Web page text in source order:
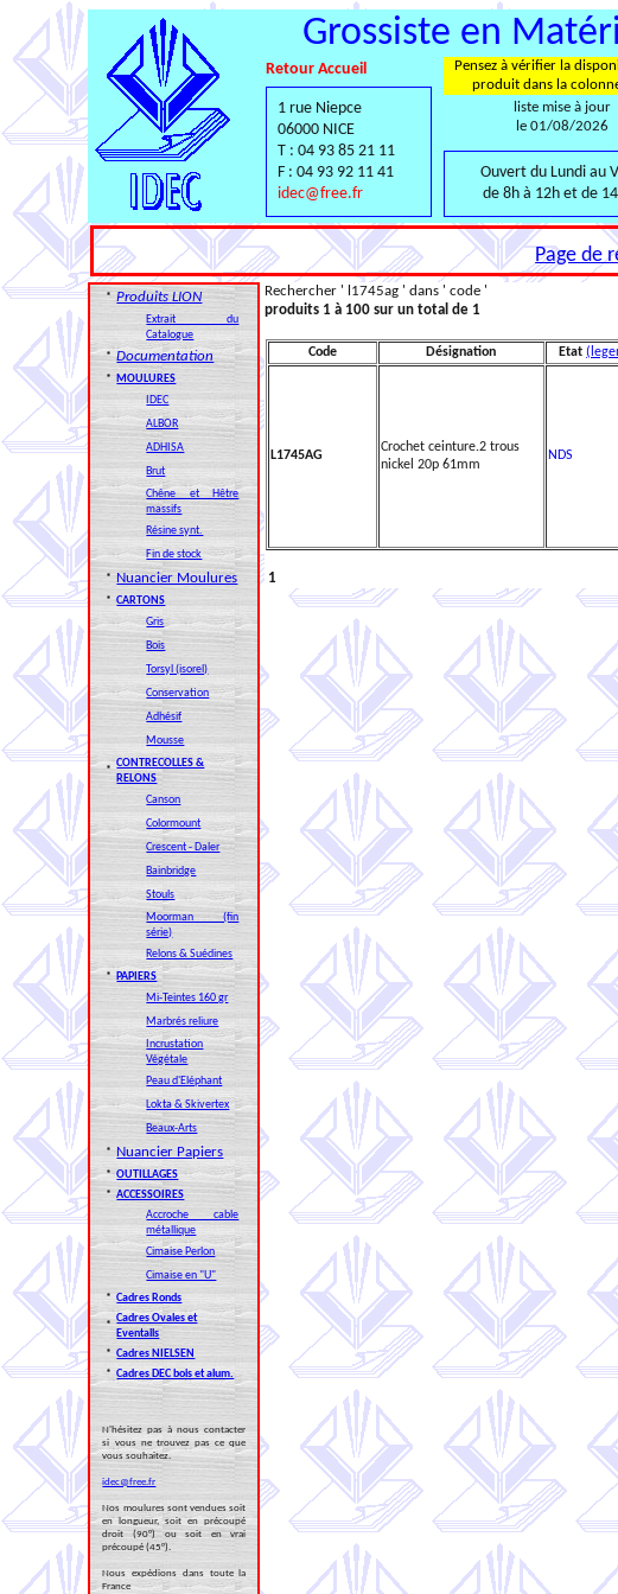
liste mise à jour
le 01/08/2026
Grossiste en
1 rue Niepce
06000 NICE
T : 04 93 85 21 11
F : 04 93 92 11 41
idec@free.fr
Ouvert du Lundi au
de 8h à 12h et de
Pensez à vérifier la
produit dans la
Retour Accueil
Page de
* Produits LION
Extrait du
Catalogue
* Documentation
* MOULURES
IDEC
ALBOR
ADHISA
Brut
Chêne et Hêtre
massifs
Résine synt.
Fin de stock
* Nuancier Moulures
* CARTONS
Gris
Bois
Torsyl (isorel)
Conservation
Adhésif
Mousse
*
CONTRECOLLES &
RELONS
Canson
Colormount
Crescent - Daler
Bainbridge
Stouls
Moorman (fin
série)
Relons & Suédines
* PAPIERS
Mi-Teintes 160 gr
Marbrés reliure
Incrustation
Végétale
Peau d'Eléphant
Lokta & Skivertex
Beaux-Arts
* Nuancier Papiers
* OUTILLAGES
* ACCESSOIRES
Accroche cable
métallique
Cimaise Perlon
Cimaise en "U"
* Cadres Ronds
*
Cadres Ovales et
Eventails
* Cadres NIELSEN
* Cadres DEC bois et alum.
N'hésitez pas à nous contacter
si vous ne trouvez pas ce que
vous souhaitez.
idec@free.fr
Nos moulures sont vendues soit
en longueur, soit en précoupé
droit (90°) ou soit en vrai
précoupé (45°).
Nous expédions dans toute la
France
Rechercher ' l1745ag ' dans ' code '
produits 1 à 100 sur un total de 1
Code Désignation Etat
L1745AG
Crochet ceinture.2 trous
nickel 20p 61mm
NDS
1